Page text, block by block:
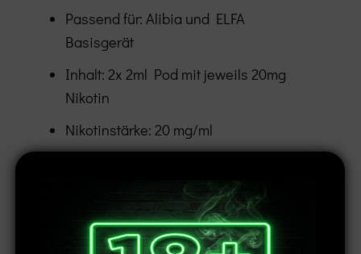
Passend für: Alibia und ELFA
Basisgerät
Inhalt: 2x 2ml Pod mit jeweils 20mg
Nikotin
Nikotinstärke: 20 mg/ml
Propylenglycol, Aroma, Nikotin-Benzoat